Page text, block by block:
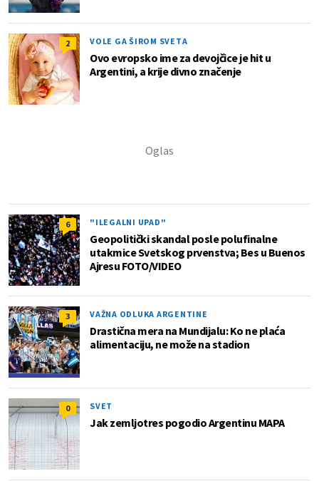
2 VOLE GA ŠIROM SVETA
Ovo evropsko ime za devojčice je hit u
Argentini, a krije divno značenje
6 "ILEGALNI UPAD"
Geopolitički skandal posle polufinalne
utakmice Svetskog prvenstva; Bes u Buenos
Ajresu FOTO/VIDEO
3 VAŽNA ODLUKA ARGENTINE
Drastična mera na Mundijalu: Ko ne plaća
alimentaciju, ne može na stadion
0 SVET
Jak zemljotres pogodio Argentinu MAPA